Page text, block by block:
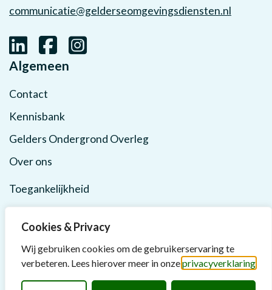
Cookies & Privacy
Wij gebruiken cookies om de gebruikerservaring te
verbeteren. Lees hierover meer in onzeprivacyverklaring
communicatie@gelderseomgevingsdiensten.nl
Algemeen
Contact
Kennisbank
Gelders Ondergrond Overleg
Over ons
Toegankelijkheid